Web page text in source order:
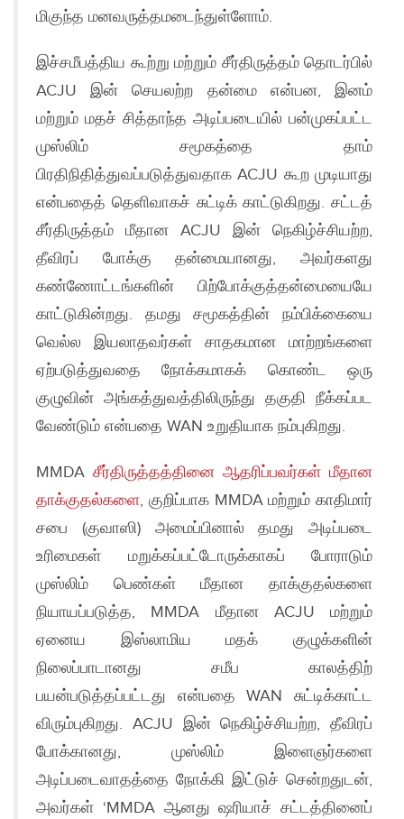
மிகுந்த மனவருத்தமடைந்துள்ளோம்.
இச்சமீபத்திய கூற்று மற்றும் சீர்திருத்தம் தொடர்பில்
ACJU இன் செயலற்ற தன்மை என்பன, இனம்
மற்றும் மதச் சித்தாந்த அடிப்படையில் பன்முகப்பட்ட
முஸ்லிம் சமூகத்தை தாம்
பிரதிநிதித்துவப்படுத்துவதாக ACJU கூற முடியாது
என்பதைத் தெளிவாகச் சுட்டிக் காட்டுகிறது. சட்டத்
சீர்திருத்தம் மீதான ACJU இன் நெகிழ்ச்சியற்ற,
தீவிரப் போக்கு தன்மையானது, அவர்களது
கண்ணோட்டங்களின் பிற்போக்குத்தன்மையையே
காட்டுகின்றது. தமது சமூகத்தின் நம்பிக்கையை
வெல்ல இயலாதவர்கள் சாதகமான மாற்றங்களை
ஏற்படுத்துவதை நோக்கமாகக் கொண்ட ஒரு
குழுவின் அங்கத்துவத்திலிருந்து தகுதி நீக்கப்பட
வேண்டும் என்பதை WAN உறுதியாக நம்புகிறது.
MMDA சீர்திருத்தத்தினை ஆதரிப்பவர்கள் மீதான
தாக்குதல்களை, குறிப்பாக MMDA மற்றும் காதிமார்
சபை (குவாஸி) அமைப்பினால் தமது அடிப்படை
உரிமைகள் மறுக்கப்பட்டோருக்காகப் போராடும்
முஸ்லிம் பெண்கள் மீதான தாக்குதல்களை
நியாயப்படுத்த, MMDA மீதான ACJU மற்றும்
ஏனைய இஸ்லாமிய மதக் குழுக்களின்
நிலைப்பாடானது சமீப காலத்திற்
பயன்படுத்தப்பட்டது என்பதை WAN சுட்டிக்காட்ட
விரும்புகிறது. ACJU இன் நெகிழ்ச்சியற்ற, தீவிரப்
போக்கானது, முஸ்லிம் இளைஞர்களை
அடிப்படைவாதத்தை நோக்கி இட்டுச் சென்றதுடன்,
அவர்கள் ‘MMDA ஆனது ஷரியாச் சட்டத்தினைப்